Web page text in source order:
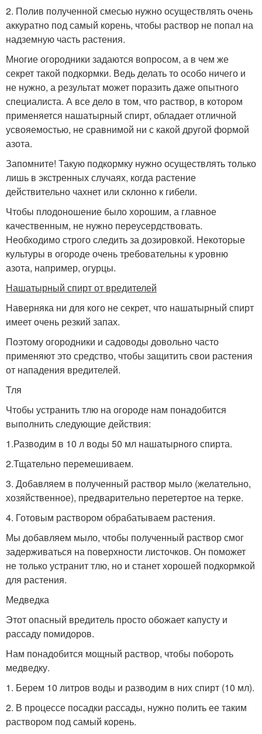
2. Полив полученной смесью нужно осуществлять очень
аккуратно под самый корень, чтобы раствор не попал на
надземную часть растения.
Многие огородники задаются вопросом, а в чем же
секрет такой подкормки. Ведь делать то особо ничего и
не нужно, а результат может поразить даже опытного
специалиста. А все дело в том, что раствор, в котором
применяется нашатырный спирт, обладает отличной
усвояемостью, не сравнимой ни с какой другой формой
азота.
Запомните! Такую подкормку нужно осуществлять только
лишь в экстренных случаях, когда растение
действительно чахнет или склонно к гибели.
Чтобы плодоношение было хорошим, а главное
качественным, не нужно переусердствовать.
Необходимо строго следить за дозировкой. Некоторые
культуры в огороде очень требовательны к уровню
азота, например, огурцы.
Нашатырный спирт от вредителей
Наверняка ни для кого не секрет, что нашатырный спирт
имеет очень резкий запах.
Поэтому огородники и садоводы довольно часто
применяют это средство, чтобы защитить свои растения
от нападения вредителей.
Тля
Чтобы устранить тлю на огороде нам понадобится
выполнить следующие действия:
1.Разводим в 10 л воды 50 мл нашатырного спирта.
2.Тщательно перемешиваем.
3. Добавляем в полученный раствор мыло (желательно,
хозяйственное), предварительно перетертое на терке.
4. Готовым раствором обрабатываем растения.
Мы добавляем мыло, чтобы полученный раствор смог
задерживаться на поверхности листочков. Он поможет
не только устранит тлю, но и станет хорошей подкормкой
для растения.
Медведка
Этот опасный вредитель просто обожает капусту и
рассаду помидоров.
Нам понадобится мощный раствор, чтобы побороть
медведку.
1. Берем 10 литров воды и разводим в них спирт (10 мл).
2. В процессе посадки рассады, нужно полить ее таким
раствором под самый корень.